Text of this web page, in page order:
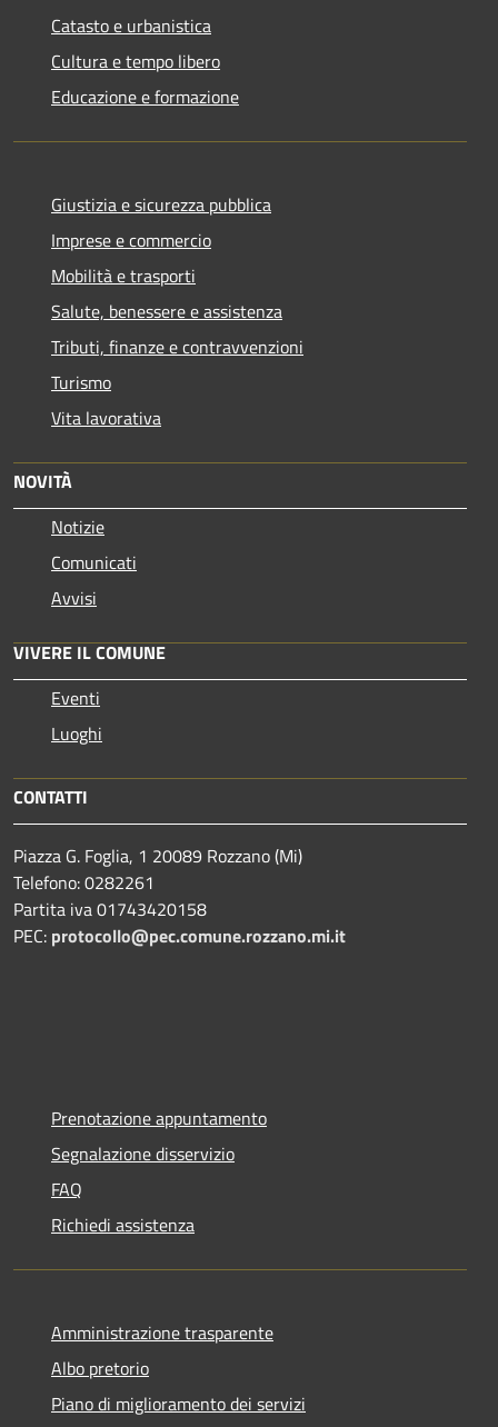
Catasto e urbanistica
Cultura e tempo libero
Educazione e formazione
Giustizia e sicurezza pubblica
Imprese e commercio
Mobilità e trasporti
Salute, benessere e assistenza
Tributi, finanze e contravvenzioni
Turismo
Vita lavorativa
NOVITÀ
Notizie
Comunicati
Avvisi
VIVERE IL COMUNE
Eventi
Luoghi
CONTATTI
Piazza G. Foglia, 1 20089 Rozzano (Mi)
Telefono: 0282261
Partita iva 01743420158
PEC: protocollo@pec.comune.rozzano.mi.it
Prenotazione appuntamento
Segnalazione disservizio
FAQ
Richiedi assistenza
Amministrazione trasparente
Albo pretorio
Piano di miglioramento dei servizi